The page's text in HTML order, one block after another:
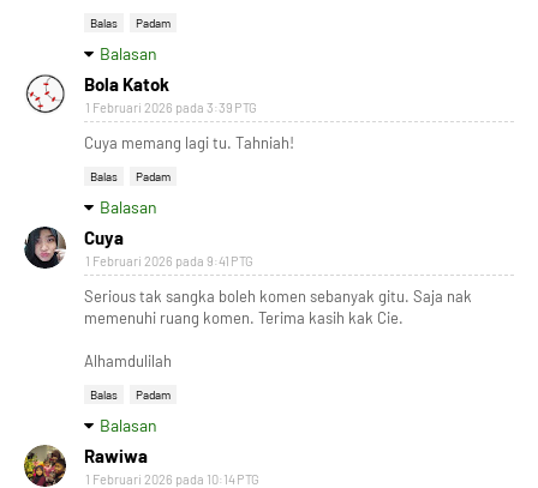
Balas Padam
Balasan
Bola Katok
1 Februari 2026 pada 3:39 PTG
Cuya memang lagi tu. Tahniah!
Balas Padam
Balasan
Cuya
1 Februari 2026 pada 9:41 PTG
Serious tak sangka boleh komen sebanyak gitu. Saja nak
memenuhi ruang komen. Terima kasih kak Cie.
Alhamdulilah
Balas Padam
Balasan
Rawiwa
1 Februari 2026 pada 10:14 PTG